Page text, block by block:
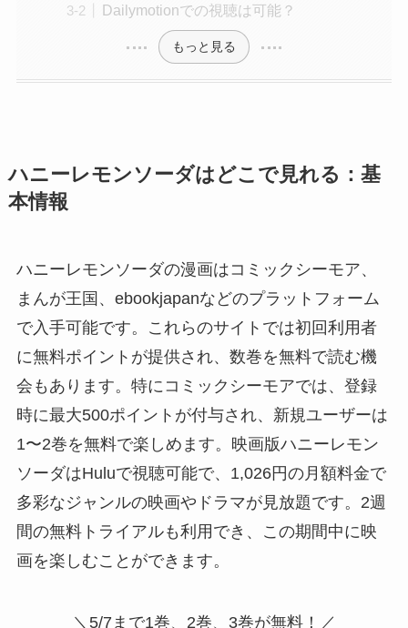
Dailymotionでの視聴は可能？
もっと見る
ハニーレモンソーダはどこで見れる：基
本情報
ハニーレモンソーダの漫画はコミックシーモア、
まんが王国、ebookjapanなどのプラットフォーム
で入手可能です。これらのサイトでは初回利用者
に無料ポイントが提供され、数巻を無料で読む機
会もあります。特にコミックシーモアでは、登録
時に最大500ポイントが付与され、新規ユーザーは
1〜2巻を無料で楽しめます。映画版ハニーレモン
ソーダはHuluで視聴可能で、1,026円の月額料金で
多彩なジャンルの映画やドラマが見放題です。2週
間の無料トライアルも利用でき、この期間中に映
画を楽しむことができます。
＼5/7まで1巻、2巻、3巻が無料！／